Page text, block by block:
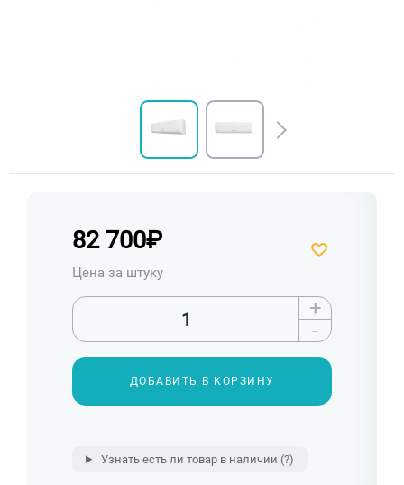
82 700₽
Цена за штуку
+
-
ДОБАВИТЬ В КОРЗИНУ
Узнать есть ли товар в наличии (?)